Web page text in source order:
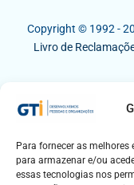
Para fornecer as
para armazenar e/ou
essas tecnologias nos
Copyright © 1992 -
Livro de